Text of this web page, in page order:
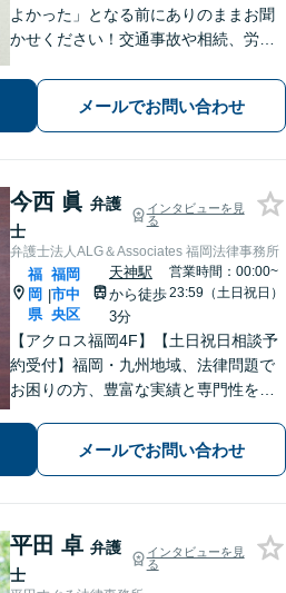
よかった」となる前にありのままお聞
かせください！交通事故や相続、労
寄り添い、納得して次の一歩を踏み出
せるよう全力でサポートします【夜
間・休日相談可】【電話・WEB面談
可】
メールでお問い合わせ
今西 眞 弁護
士
インタビューを見
る
弁護士法人ALG＆Associates 福岡法律事務所
福
岡
県
|
福岡
市中
央区
天神駅
から徒歩
3分
営業時間：00:00~
23:59（土日祝日）
【アクロス福岡4F】【土日祝日相談予
約受付】福岡・九州地域、法律問題で
お困りの方、豊富な実績と専門性を持
す。どうぞお気軽にご相談ください。
メールでお問い合わせ
平田 卓 弁護
士
インタビューを見
る